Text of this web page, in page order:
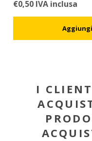
€0,50 IVA inclusa
I